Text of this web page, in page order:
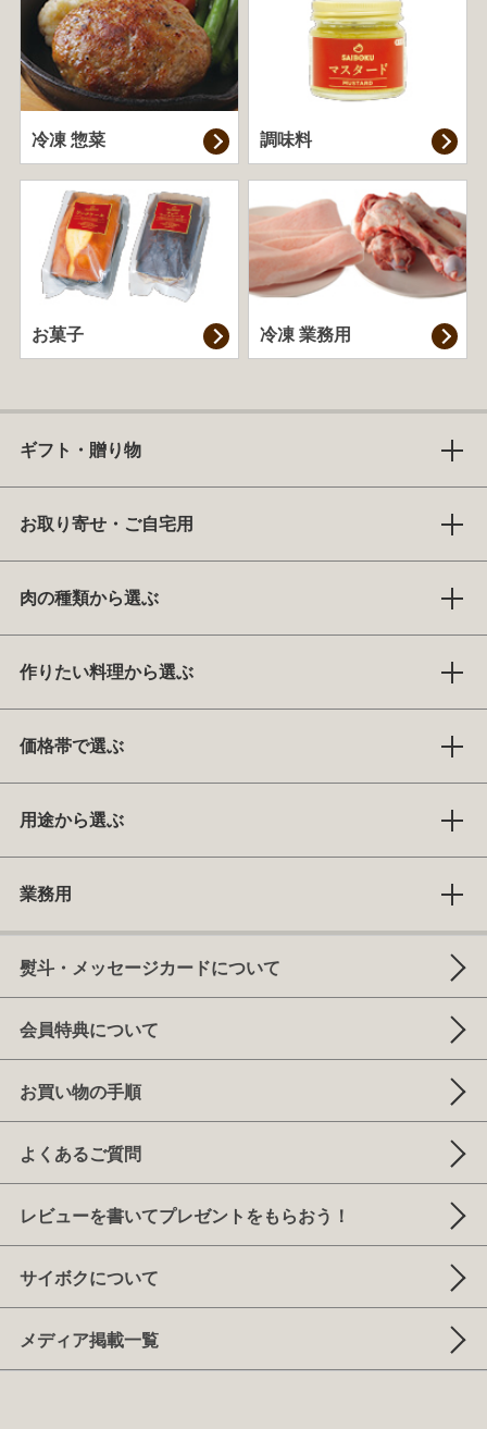
冷凍 惣菜 調味料
お菓子 冷凍 業務用
ギフト・贈り物
お取り寄せ・ご自宅用
肉の種類から選ぶ
作りたい料理から選ぶ
価格帯で選ぶ
用途から選ぶ
業務用
熨斗・メッセージカードについて
会員特典について
お買い物の手順
よくあるご質問
レビューを書いてプレゼントをもらおう！
サイボクについて
メディア掲載一覧